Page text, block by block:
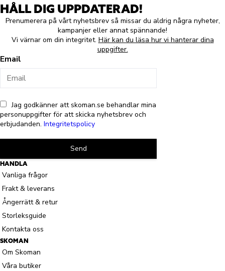
HÅLL DIG UPPDATERAD!
Prenumerera på vårt nyhetsbrev så missar du aldrig några nyheter,
kampanjer eller annat spännande!
Vi värnar om din integritet. Här kan du läsa hur vi hanterar dina
uppgifter.
Email
Jag godkänner att skoman.se behandlar mina
personuppgifter för att skicka nyhetsbrev och
erbjudanden. Integritetspolicy
Send
HANDLA
Vanliga frågor
Frakt & leverans
Ångerrätt & retur
Storleksguide
Kontakta oss
SKOMAN
Om Skoman
Våra butiker